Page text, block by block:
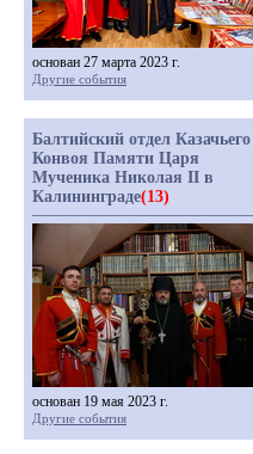
основан 27 марта 2023 г.
Другие события
Балтийский отдел Казачьего
Конвоя Памяти Царя
Мученика Николая II в
Калининграде(13)
основан 19 мая 2023 г.
Другие события